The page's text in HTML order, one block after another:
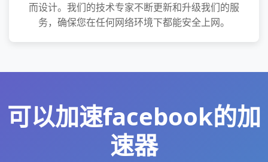
而设计。我们的技术专家不断更新和升级我们的服
务，确保您在任何网络环境下都能安全上网。
可以加速facebook的加
速器